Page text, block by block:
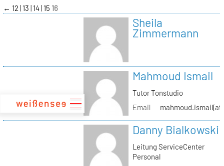
zum
Inhalt
← 12 13 14 15 16
Sheila
Zimmermann
Mahmoud Ismail
Tutor Tonstudio
Email
Danny Bialkowski
Leitung ServiceCenter
Personal